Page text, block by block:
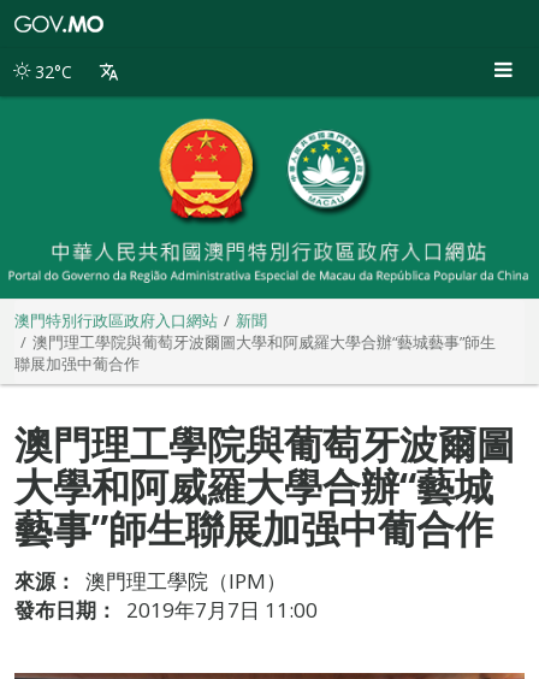
別
32°C
澳門特別行政區政府入口網站
新聞
澳門理工學院與葡萄牙波爾圖大學和阿威羅大學合辦“藝城藝事”師生
聯展加强中葡合作
澳門理工學院與葡萄牙波爾圖
大學和阿威羅大學合辦“藝城
藝事”師生聯展加强中葡合作
來源：
澳門理工學院（IPM）
發布日期：
2019年7月7日 11:00